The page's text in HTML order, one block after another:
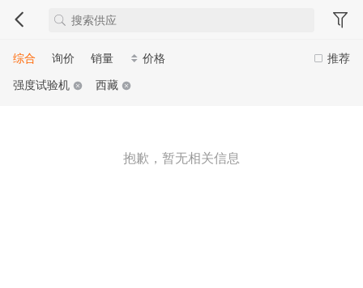
推荐
综合 询价 销量
价格
强度试验机
西藏
抱歉，暂无相关信息